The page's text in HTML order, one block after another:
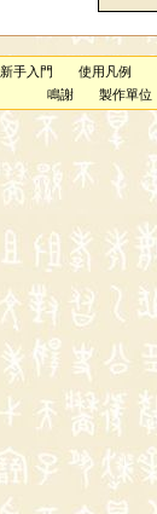
新手入門 使用凡例
鳴謝
製作單位